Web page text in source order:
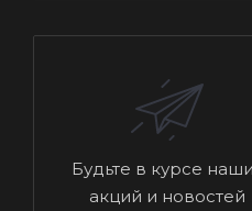
Будьте в курсе
акций и новостей